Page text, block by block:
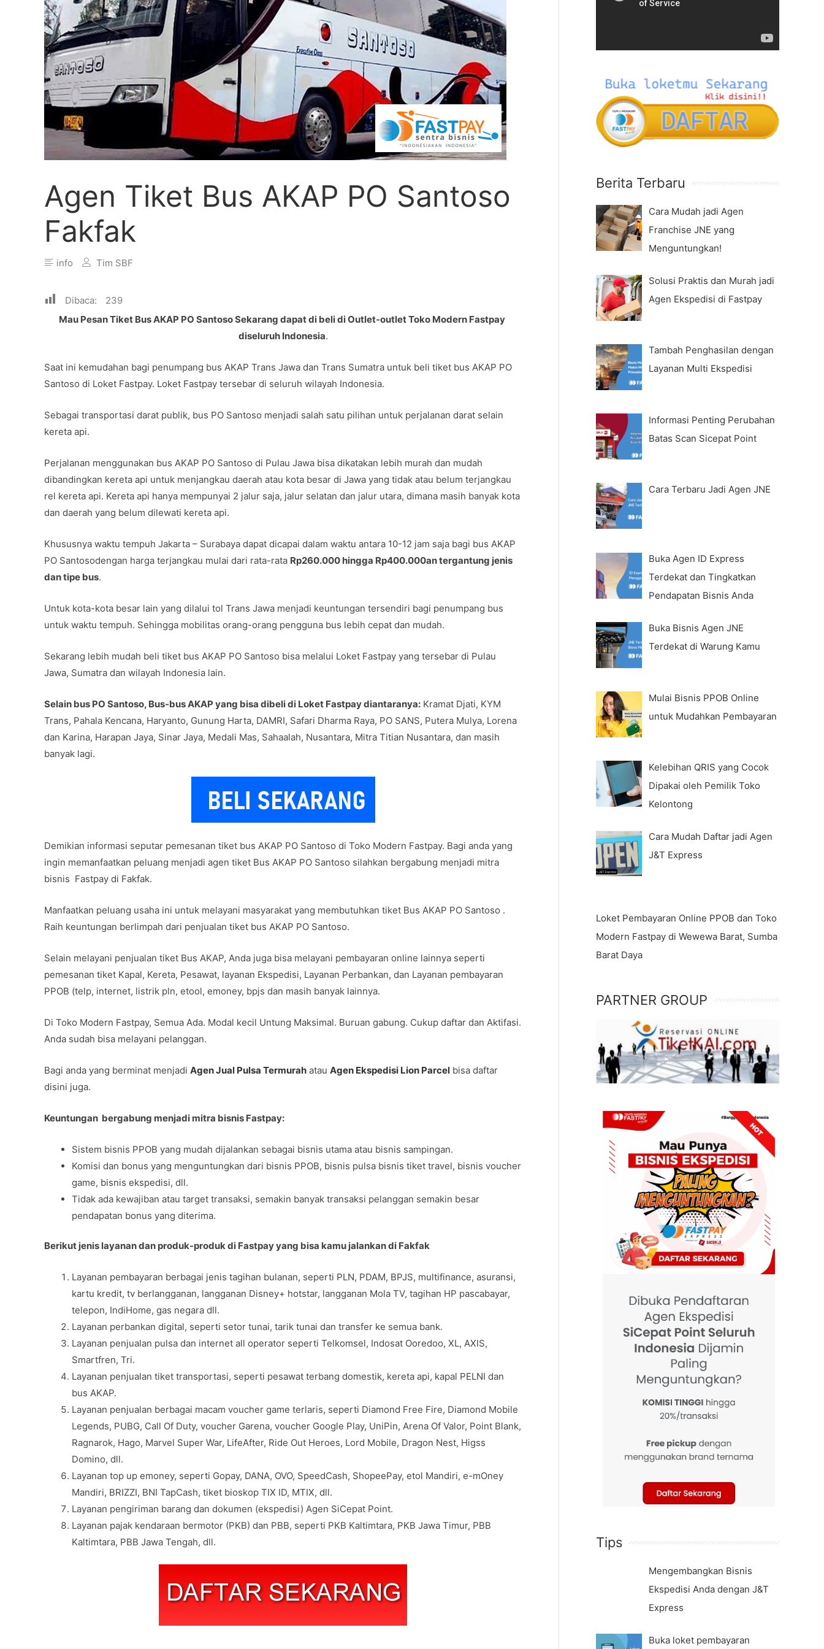
Agen Tiket Bus AKAP PO Santoso
Fakfak
info Tim SBF
Dibaca:
239
Mau Pesan Tiket Bus AKAP PO Santoso Sekarang dapat di beli di Outlet-outlet Toko Modern Fastpay
diseluruh Indonesia.
Saat ini kemudahan bagi penumpang bus AKAP Trans Jawa dan Trans Sumatra untuk beli tiket bus AKAP PO
Santoso di Loket Fastpay. Loket Fastpay tersebar di seluruh wilayah Indonesia.
Sebagai transportasi darat publik, bus PO Santoso menjadi salah satu pilihan untuk perjalanan darat selain
kereta api.
Perjalanan menggunakan bus AKAP PO Santoso di Pulau Jawa bisa dikatakan lebih murah dan mudah
dibandingkan kereta api untuk menjangkau daerah atau kota besar di Jawa yang tidak atau belum terjangkau
rel kereta api. Kereta api hanya mempunyai 2 jalur saja, jalur selatan dan jalur utara, dimana masih banyak kota
dan daerah yang belum dilewati kereta api.
Khususnya waktu tempuh Jakarta – Surabaya dapat dicapai dalam waktu antara 10-12 jam saja bagi bus AKAP
PO Santosodengan harga terjangkau mulai dari rata-rata Rp260.000 hingga Rp400.000an tergantung jenis
dan tipe bus.
Untuk kota-kota besar lain yang dilalui tol Trans Jawa menjadi keuntungan tersendiri bagi penumpang bus
untuk waktu tempuh. Sehingga mobilitas orang-orang pengguna bus lebih cepat dan mudah.
Sekarang lebih mudah beli tiket bus AKAP PO Santoso bisa melalui Loket Fastpay yang tersebar di Pulau
Jawa, Sumatra dan wilayah Indonesia lain.
Selain bus PO Santoso, Bus-bus AKAP yang bisa dibeli di Loket Fastpay diantaranya: Kramat Djati, KYM
Trans, Pahala Kencana, Haryanto, Gunung Harta, DAMRI, Safari Dharma Raya, PO SANS, Putera Mulya, Lorena
dan Karina, Harapan Jaya, Sinar Jaya, Medali Mas, Sahaalah, Nusantara, Mitra Titian Nusantara, dan masih
banyak lagi.
Demikian informasi seputar pemesanan tiket bus AKAP PO Santoso di Toko Modern Fastpay. Bagi anda yang
ingin memanfaatkan peluang menjadi agen tiket Bus AKAP PO Santoso silahkan bergabung menjadi mitra
bisnis Fastpay di Fakfak.
Manfaatkan peluang usaha ini untuk melayani masyarakat yang membutuhkan tiket Bus AKAP PO Santoso .
Raih keuntungan berlimpah dari penjualan tiket bus AKAP PO Santoso.
Selain melayani penjualan tiket Bus AKAP, Anda juga bisa melayani pembayaran online lainnya seperti
pemesanan tiket Kapal, Kereta, Pesawat, layanan Ekspedisi, Layanan Perbankan, dan Layanan pembayaran
PPOB (telp, internet, listrik pln, etool, emoney, bpjs dan masih banyak lainnya.
Di Toko Modern Fastpay, Semua Ada. Modal kecil Untung Maksimal. Buruan gabung. Cukup daftar dan Aktifasi.
Anda sudah bisa melayani pelanggan.
Bagi anda yang berminat menjadi Agen Jual Pulsa Termurah atau Agen Ekspedisi Lion Parcel bisa daftar
disini juga.
Keuntungan bergabung menjadi mitra bisnis Fastpay:
Sistem bisnis PPOB yang mudah dijalankan sebagai bisnis utama atau bisnis sampingan.
Komisi dan bonus yang menguntungkan dari bisnis PPOB, bisnis pulsa bisnis tiket travel, bisnis voucher
game, bisnis ekspedisi, dll.
Tidak ada kewajiban atau target transaksi, semakin banyak transaksi pelanggan semakin besar
pendapatan bonus yang diterima.
Berikut jenis layanan dan produk-produk di Fastpay yang bisa kamu jalankan di Fakfak
Layanan pembayaran berbagai jenis tagihan bulanan, seperti PLN, PDAM, BPJS, multifinance, asuransi,
kartu kredit, tv berlangganan, langganan Disney+ hotstar, langganan Mola TV, tagihan HP pascabayar,
telepon, IndiHome, gas negara dll.
Layanan perbankan digital, seperti setor tunai, tarik tunai dan transfer ke semua bank.
Layanan penjualan pulsa dan internet all operator seperti Telkomsel, Indosat Ooredoo, XL, AXIS,
Smartfren, Tri.
Layanan penjualan tiket transportasi, seperti pesawat terbang domestik, kereta api, kapal PELNI dan
bus AKAP.
Layanan penjualan berbagai macam voucher game terlaris, seperti Diamond Free Fire, Diamond Mobile
Legends, PUBG, Call Of Duty, voucher Garena, voucher Google Play, UniPin, Arena Of Valor, Point Blank,
Ragnarok, Hago, Marvel Super War, LifeAfter, Ride Out Heroes, Lord Mobile, Dragon Nest, Higss
Domino, dll.
Layanan top up emoney, seperti Gopay, DANA, OVO, SpeedCash, ShopeePay, etol Mandiri, e-mOney
Mandiri, BRIZZI, BNI TapCash, tiket bioskop TIX ID, MTIX, dll.
Layanan pengiriman barang dan dokumen (ekspedisi) Agen SiCepat Point.
Layanan pajak kendaraan bermotor (PKB) dan PBB, seperti PKB Kaltimtara, PKB Jawa Timur, PBB
Kaltimtara, PBB Jawa Tengah, dll.
P
e
Berita Terbaru
Cara Mudah jadi Agen
Franchise JNE yang
Menguntungkan!
Solusi Praktis dan Murah jadi
Agen Ekspedisi di Fastpay
Tambah Penghasilan dengan
Layanan Multi Ekspedisi
Informasi Penting Perubahan
Batas Scan Sicepat Point
Cara Terbaru Jadi Agen JNE
Buka Agen ID Express
Terdekat dan Tingkatkan
Pendapatan Bisnis Anda
Buka Bisnis Agen JNE
Terdekat di Warung Kamu
Mulai Bisnis PPOB Online
untuk Mudahkan Pembayaran
Kelebihan QRIS yang Cocok
Dipakai oleh Pemilik Toko
Kelontong
Cara Mudah Daftar jadi Agen
J&T Express
Loket Pembayaran Online PPOB dan Toko
Modern Fastpay di Wewewa Barat, Sumba
Barat Daya
PARTNER GROUP
Tips
Mengembangkan Bisnis
Ekspedisi Anda dengan J&T
Express
Buka loket pembayaran